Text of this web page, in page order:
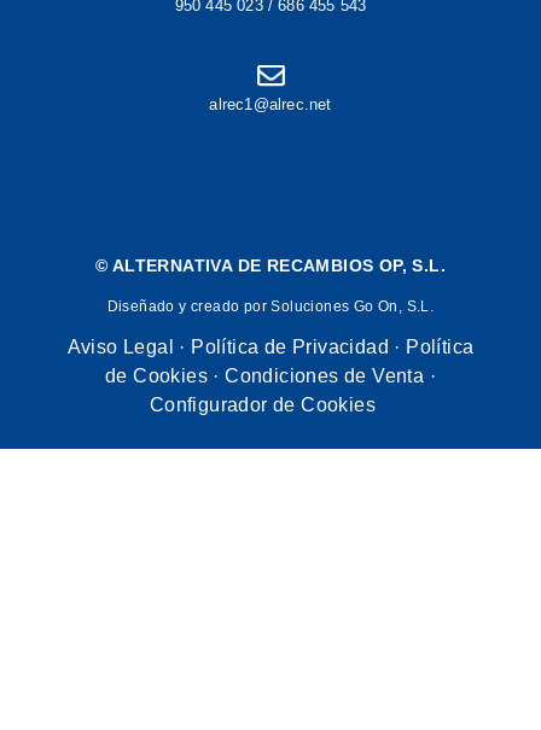
950 445 023 / 686 455 543
alrec1@alrec.net
© ALTERNATIVA DE RECAMBIOS OP, S.L.
Diseñado y creado por Soluciones Go On, S.L.
Aviso Legal · Política de Privacidad · Política
de Cookies ·Condiciones de Venta ·
Configurador de Cookies